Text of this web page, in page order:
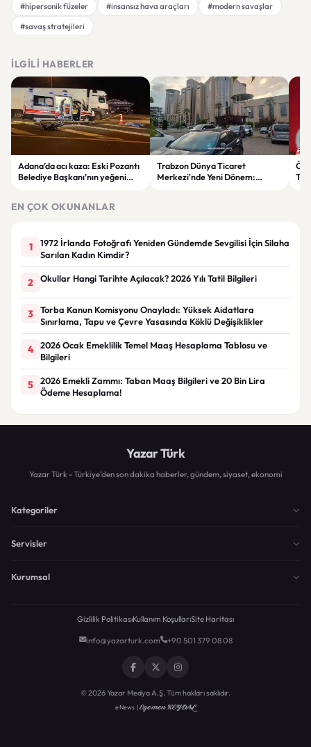
#hipersonik füzeler
#insansız hava araçları
#modern savaşlar
#savaş stratejileri
İLGILI HABERLER
Adana’da acı kaza: Eski Pozantı
Belediye Başkanı’nın yeğeni
Trabzon Dünya Ticaret
Merkezi'nde Yeni Dönem:
EN ÇOK OKUNANLAR
1
1972 İrlanda Fotoğrafı Yeniden Gündemde Sevgilisi İçin Silaha
Sarılan Kadın Kimdir?
2 Okullar Hangi Tarihte Açılacak? 2026 Yılı Tatil Bilgileri
3
Torba Kanun Komisyonu Onayladı: Yüksek Aidatlara
Sınırlama, Tapu ve Çevre Yasasında Köklü Değişiklikler
4
2026 Ocak Emeklilik Temel Maaş Hesaplama Tablosu ve
Bilgileri
5
2026 Emekli Zammı: Taban Maaş Bilgileri ve 20 Bin Lira
Ödeme Hesaplama!
Yazar Türk
Yazar Türk - Türkiye'den son dakika haberler, gündem, siyaset, ekonomi
Kategoriler
Servisler
Kurumsal
Gizlilik PolitikasıKullanım KoşullarıSite Haritası
info@yazarturk.com +90 501 379 08 08
© 2026 Yazar Medya A.Ş. Tüm hakları saklıdır.
eNews |Egemen KEYDAL